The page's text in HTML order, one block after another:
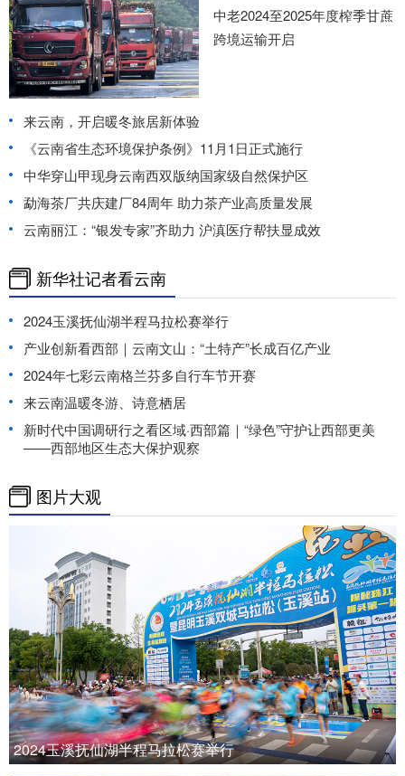
中老2024至2025年度榨季甘蔗
跨境运输开启
来云南，开启暖冬旅居新体验
《云南省生态环境保护条例》11月1日正式施行
中华穿山甲现身云南西双版纳国家级自然保护区
勐海茶厂共庆建厂84周年 助力茶产业高质量发展
云南丽江：“银发专家”齐助力 沪滇医疗帮扶显成效
新华社记者看云南
2024玉溪抚仙湖半程马拉松赛举行
产业创新看西部｜云南文山：“土特产”长成百亿产业
2024年七彩云南格兰芬多自行车节开赛
来云南温暖冬游、诗意栖居
新时代中国调研行之看区域·西部篇｜“绿色”守护让西部更美
——西部地区生态大保护观察
图片大观
2024玉溪抚仙湖半程马拉松赛举行